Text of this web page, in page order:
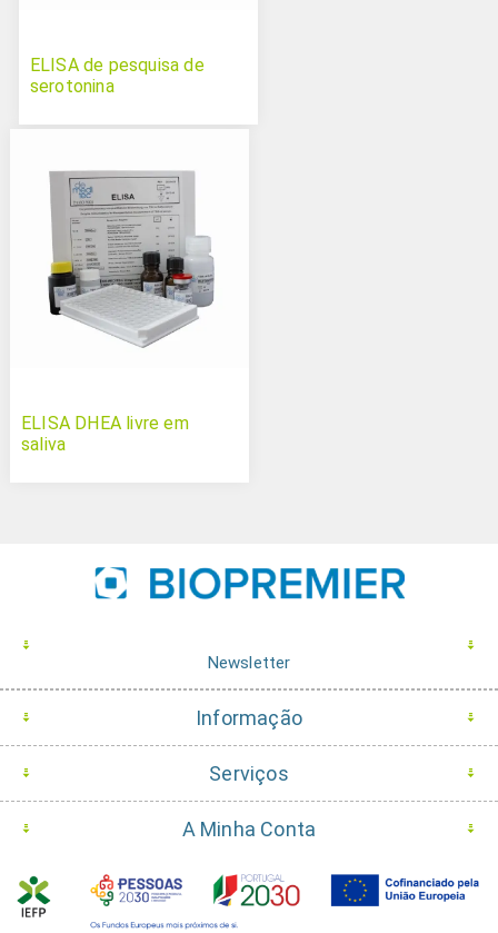
ELISA de pesquisa de
serotonina
ELISA DHEA livre em
saliva
Newsletter
Informação
Serviços
A Minha Conta